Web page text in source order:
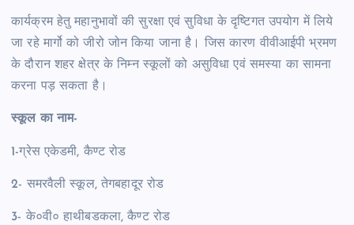
कार्यक्रम हेतु महानुभावों की सुरक्षा एवं सुविधा के दृष्टिगत उपयोग में लिये
जा रहे मार्गो को जीरो जोन किया जाना है। जिस कारण वीवीआईपी भ्रमण
के दौरान शहर क्षेत्र के निम्न स्कूलों को असुविधा एवं समस्या का सामना
करना पड़ सकता है।
स्कूल का नाम-
1-ग्रेस एकेडमी, कैण्ट रोड
2- समरवैली स्कूल, तेगबहादूर रोड
3- के०वी० हाथीबडकला, कैण्ट रोड